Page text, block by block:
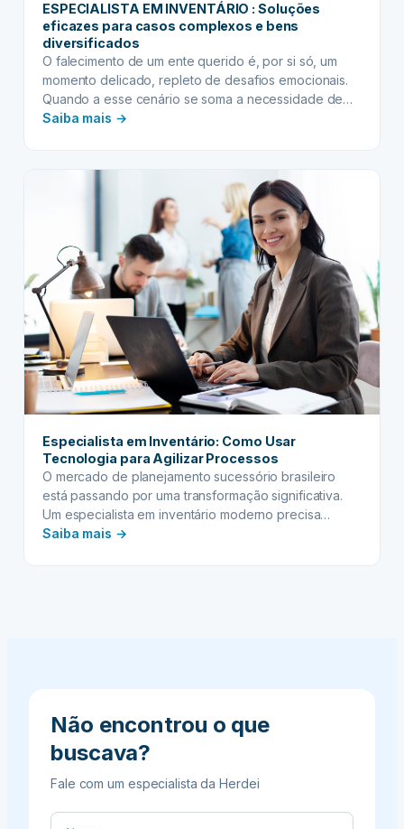
ESPECIALISTA EM INVENTÁRIO : Soluções
eficazes para casos complexos e bens
diversificados
O falecimento de um ente querido é, por si só, um
momento delicado, repleto de desafios emocionais.
Quando a esse cenário se soma a necessidade de
lidar com a herança, a burocracia e a complexidade
Saiba mais →:
Soluções
eficazes
para
casos
complexos
e
bens
diversificados
Especialista em Inventário: Como Usar
Tecnologia para Agilizar Processos
O mercado de planejamento sucessório brasileiro
está passando por uma transformação significativa.
Um especialista em inventário moderno precisa
acompanhar as inovações tecnológicas para
Saiba mais →:
Não encontrou o que
buscava?
Fale com um especialista da Herdei